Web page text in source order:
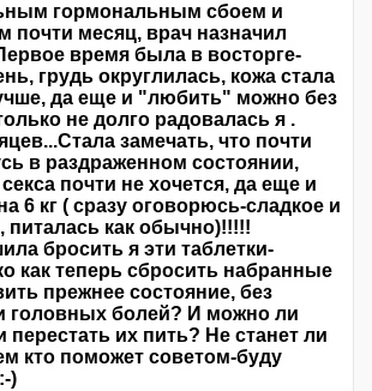
гормональным сбоем и
почти месяц, врач назначил
время была в восторге-
грудь округлилась, кожа стала
да еще и "любить" можно без
не долго радовалась я .
замечать, что почти
в раздраженном состоянии,
почти не хочется, да еще и
6 кг ( сразу оговорюсь-сладкое и
питалась как обычно)!!!!!
бросить я эти таблетки-
как теперь сбросить набранные
прежнее состояние, без
головных болей? И можно ли
перестать их пить? Не станет ли
кто поможет советом-буду
)